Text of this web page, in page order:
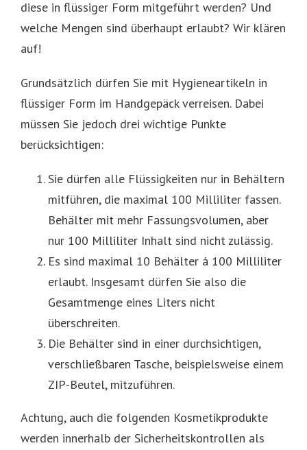
diese in flüssiger Form mitgeführt werden? Und
welche Mengen sind überhaupt erlaubt? Wir klären
auf!
Grundsätzlich dürfen Sie mit Hygieneartikeln in
flüssiger Form im Handgepäck verreisen. Dabei
müssen Sie jedoch drei wichtige Punkte
berücksichtigen:
Sie dürfen alle Flüssigkeiten nur in Behältern
mitführen, die maximal 100 Milliliter fassen.
Behälter mit mehr Fassungsvolumen, aber
nur 100 Milliliter Inhalt sind nicht zulässig.
Es sind maximal 10 Behälter á 100 Milliliter
erlaubt. Insgesamt dürfen Sie also die
Gesamtmenge eines Liters nicht
überschreiten.
Die Behälter sind in einer durchsichtigen,
verschließbaren Tasche, beispielsweise einem
ZIP-Beutel, mitzuführen.
Achtung, auch die folgenden Kosmetikprodukte
werden innerhalb der Sicherheitskontrollen als